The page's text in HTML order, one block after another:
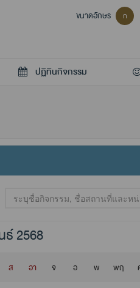
ขนาดอักษร ก
ปฏิทินกิจกรรม
2568
ส อา จ อ พ พฤ